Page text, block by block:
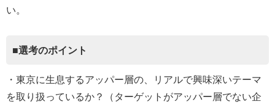
い。
■選考のポイント
・東京に生息するアッパー層の、リアルで興味深いテーマ
を取り扱っているか？（ターゲットがアッパー層でない企